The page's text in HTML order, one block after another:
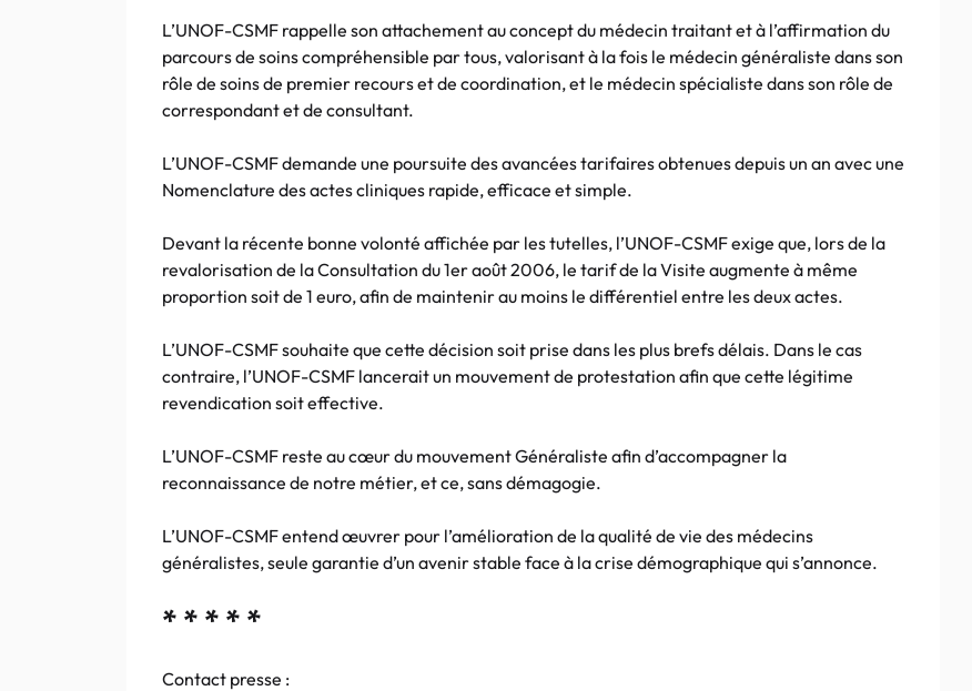
L’UNOF-CSMF rappelle son attachement au concept du médecin traitant et à l’affirmation du
parcours de soins compréhensible par tous, valorisant à la fois le médecin généraliste dans son
rôle de soins de premier recours et de coordination, et le médecin spécialiste dans son rôle de
correspondant et de consultant.
L’UNOF-CSMF demande une poursuite des avancées tarifaires obtenues depuis un an avec une
Nomenclature des actes cliniques rapide, efficace et simple.
Devant la récente bonne volonté affichée par les tutelles, l’UNOF-CSMF exige que, lors de la
revalorisation de la Consultation du 1er août 2006, le tarif de la Visite augmente à même
proportion soit de 1 euro, afin de maintenir au moins le différentiel entre les deux actes.
L’UNOF-CSMF souhaite que cette décision soit prise dans les plus brefs délais. Dans le cas
contraire, l’UNOF-CSMF lancerait un mouvement de protestation afin que cette légitime
revendication soit effective.
L’UNOF-CSMF reste au cœur du mouvement Généraliste afin d’accompagner la
reconnaissance de notre métier, et ce, sans démagogie.
L’UNOF-CSMF entend œuvrer pour l’amélioration de la qualité de vie des médecins
généralistes, seule garantie d’un avenir stable face à la crise démographique qui s’annonce.
* * * * *
Contact presse :